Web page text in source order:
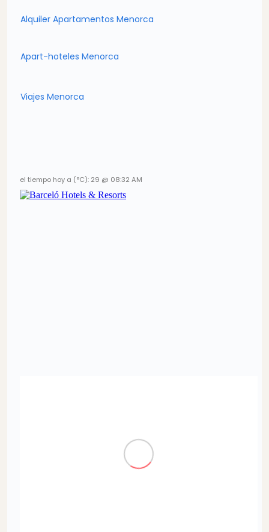
Alquiler Apartamentos Menorca
Apart-hoteles Menorca
Viajes Menorca
el tiempo hoy a (°C): 29 @ 08:32 AM